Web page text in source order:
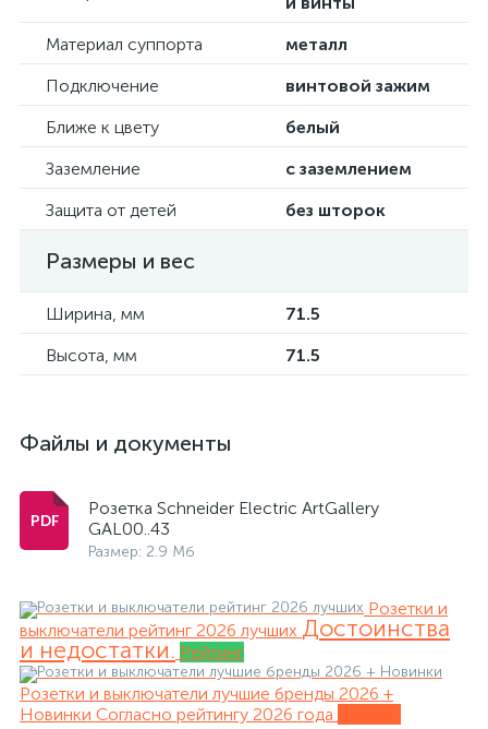
Материал суппорта
металл
Подключение
винтовой зажим
Ближе к цвету
белый
Заземление
с заземлением
Защита от детей
без шторок
Размеры и вес
Ширина, мм
71.5
Высота, мм
71.5
Файлы и документы
Розетка Schneider Electric ArtGallery
GAL00..43
Размер: 2.9 Мб
Розетки и
выключатели рейтинг 2026 лучших Достоинства
и недостатки. Рейтинг
Розетки и выключатели лучшие бренды 2026 +
Новинки Согласно рейтингу 2026 года